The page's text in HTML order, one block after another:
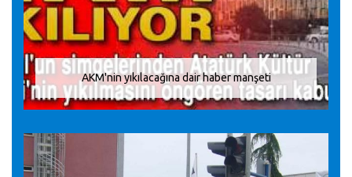
AKM'nin yıkılacağına dair haber manşeti